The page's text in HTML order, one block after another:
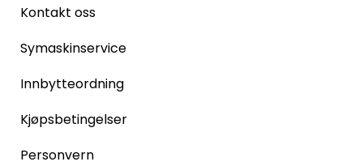
Kontakt oss
Symaskinservice
Innbytteordning
Kjøpsbetingelser
Personvern